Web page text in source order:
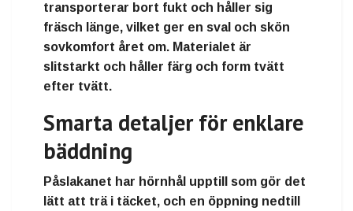
transporterar bort fukt och håller sig
fräsch länge, vilket ger en sval och skön
sovkomfort året om. Materialet är
slitstarkt och håller färg och form tvätt
efter tvätt.
Smarta detaljer för enklare
bäddning
Påslakanet har hörnhål upptill
som gör det
lätt att trä i täcket, och en öppning nedtill